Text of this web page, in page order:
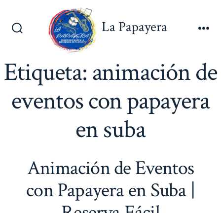
Alternar
La Papayera
Etiqueta: animación de
eventos con papayera
en suba
Animación de Eventos
con Papayera en Suba |